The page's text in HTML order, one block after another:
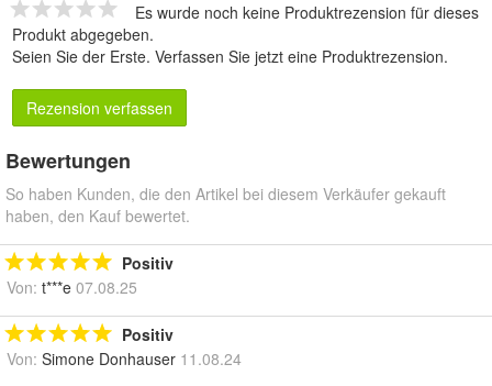
Es wurde noch keine Produktrezension für dieses
Produkt abgegeben.
Seien Sie der Erste. Verfassen Sie jetzt eine Produktrezension.
Rezension verfassen
Bewertungen
So haben Kunden, die den Artikel bei diesem Verkäufer gekauft
haben, den Kauf bewertet.
Positiv
Von: t***e 07.08.25
Positiv
Von: Simone Donhauser 11.08.24